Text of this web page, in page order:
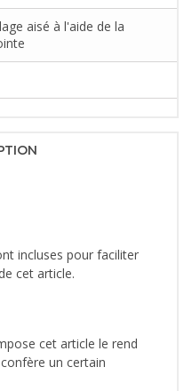
aisé à l'aide de la
incluses pour faciliter
cet article.
cet article le rend
un certain